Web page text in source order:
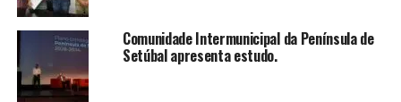
Comunidade Intermunicipal da Península de
Setúbal apresenta estudo.